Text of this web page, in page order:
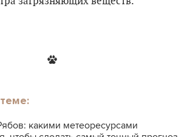
какими метеоресурсами